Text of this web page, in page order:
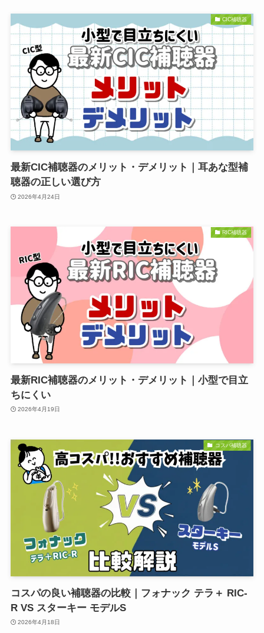
CIC補聴器
最新CIC補聴器のメリット・デメリット｜耳あな型補
聴器の正しい選び方
2026年4月24日
RIC補聴器
最新RIC補聴器のメリット・デメリット｜小型で目立
ちにくい
2026年4月19日
コスパ補聴器
コスパの良い補聴器の比較｜フォナック テラ＋ RIC-
R VS スターキー モデルS
2026年4月18日